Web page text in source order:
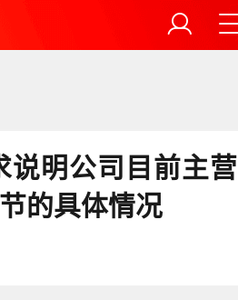
明公司目前主营
的具体情况